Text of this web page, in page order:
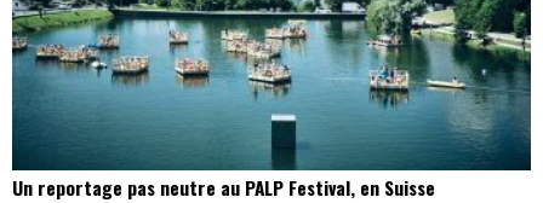
Un reportage pas neutre au PALP Festival, en Suisse